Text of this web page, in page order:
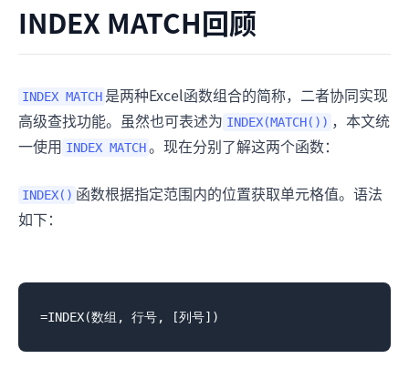
INDEX MATCH回顾
INDEX MATCH 是两种Excel函数组合的简称，二者协同实现
高级查找功能。虽然也可表述为 INDEX(MATCH()) ，本文统
一使用 INDEX MATCH 。现在分别了解这两个函数：
INDEX() 函数根据指定范围内的位置获取单元格值。语法
如下：